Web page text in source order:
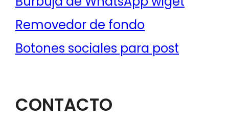
Removedor de fondo
Botones sociales para post
CONTACTO